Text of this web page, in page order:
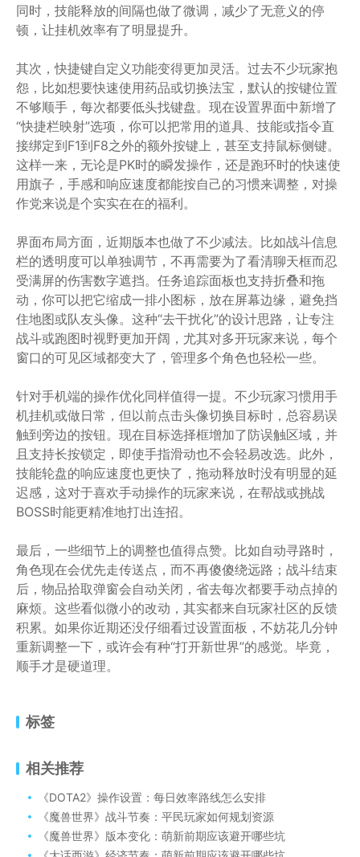
同时，技能释放的间隔也做了微调，减少了无意义的停
顿，让挂机效率有了明显提升。
其次，快捷键自定义功能变得更加灵活。过去不少玩家抱
怨，比如想要快速使用药品或切换法宝，默认的按键位置
不够顺手，每次都要低头找键盘。现在设置界面中新增了
“快捷栏映射”选项，你可以把常用的道具、技能或指令直
接绑定到F1到F8之外的额外按键上，甚至支持鼠标侧键。
这样一来，无论是PK时的瞬发操作，还是跑环时的快速使
用旗子，手感和响应速度都能按自己的习惯来调整，对操
作党来说是个实实在在的福利。
界面布局方面，近期版本也做了不少减法。比如战斗信息
栏的透明度可以单独调节，不再需要为了看清聊天框而忍
受满屏的伤害数字遮挡。任务追踪面板也支持折叠和拖
动，你可以把它缩成一排小图标，放在屏幕边缘，避免挡
住地图或队友头像。这种“去干扰化”的设计思路，让专注
战斗或跑图时视野更加开阔，尤其对多开玩家来说，每个
窗口的可见区域都变大了，管理多个角色也轻松一些。
针对手机端的操作优化同样值得一提。不少玩家习惯用手
机挂机或做日常，但以前点击头像切换目标时，总容易误
触到旁边的按钮。现在目标选择框增加了防误触区域，并
且支持长按锁定，即使手指滑动也不会轻易改选。此外，
技能轮盘的响应速度也更快了，拖动释放时没有明显的延
迟感，这对于喜欢手动操作的玩家来说，在帮战或挑战
BOSS时能更精准地打出连招。
最后，一些细节上的调整也值得点赞。比如自动寻路时，
角色现在会优先走传送点，而不再傻傻绕远路；战斗结束
后，物品拾取弹窗会自动关闭，省去每次都要手动点掉的
麻烦。这些看似微小的改动，其实都来自玩家社区的反馈
积累。如果你近期还没仔细看过设置面板，不妨花几分钟
重新调整一下，或许会有种“打开新世界”的感觉。毕竟，
顺手才是硬道理。
标签
相关推荐
《DOTA2》操作设置：每日效率路线怎么安排
《魔兽世界》战斗节奏：平民玩家如何规划资源
《魔兽世界》版本变化：萌新前期应该避开哪些坑